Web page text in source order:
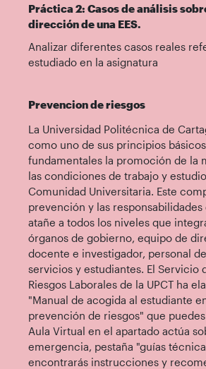
Práctica 2: Casos de análisis
dirección de una EES.
Analizar diferentes casos reales
estudiado en la asignatura
Prevencion de riesgos
La Universidad Politécnica de
como uno de sus principios
fundamentales la promoción de la
las condiciones de trabajo y
Comunidad Universitaria. Este
prevención y las responsabilidades
atañe a todos los niveles que
órganos de gobierno, equipo de
docente e investigador, personal
servicios y estudiantes. El Servicio
Riesgos Laborales de la UPCT ha
"Manual de acogida al estudiante
prevención de riesgos" que
Aula Virtual en el apartado actúa
emergencia, pestaña "guías
encontrarás instrucciones y